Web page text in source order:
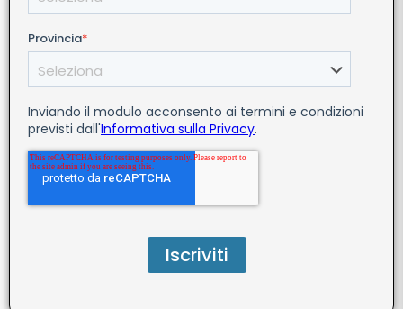
Provincia*
Inviando il modulo acconsento ai termini e condizioni
previsti dall'Informativa sulla Privacy.